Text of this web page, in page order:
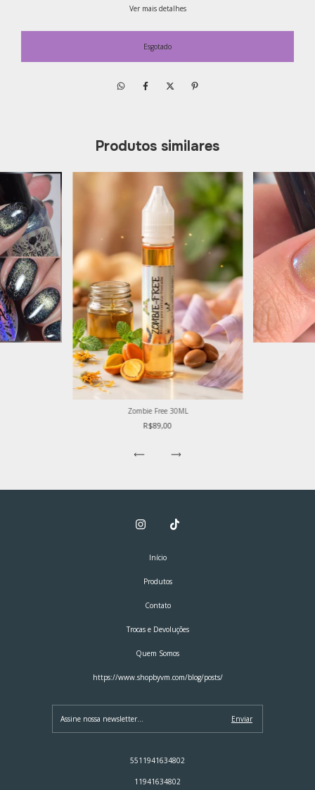
Ver mais detalhes
Produtos similares
Zombie Free 30ML
R$89,00
Início
Produtos
Contato
Trocas e Devoluções
Quem Somos
https://www.shopbyvm.com/blog/posts/
5511941634802
11941634802